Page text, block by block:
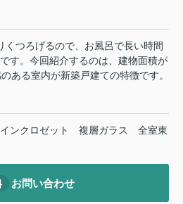
くつろげるので、お風呂で長い時間
す。今回紹介するのは、建物面積が
ある室内が新築戸建ての特徴です。
ンクロゼット 複層ガラス
全室東
お問い合わせ